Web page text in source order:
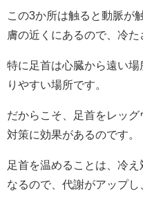
この3か所は触ると動脈が
膚の近くにあるので、冷た
特に足首は心臓から遠い
りやすい場所です。
だからこそ、足首をレッ
対策に効果があるのです。
足首を温めることは、冷
なるので、代謝がアップ